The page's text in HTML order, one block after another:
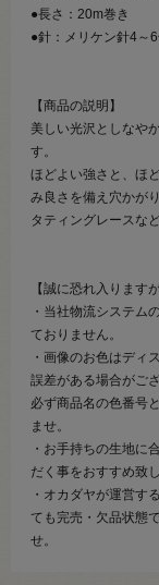
●長さ：20m巻き
●針：メリケン針4～
【商品の説明】
美しい光沢としなや
す。
ほどよい強さと、ほ
み良さを備え穴かが
タティングレースな
【誠に恐れ入ります
・当社物流システム
ておりません。
・画像のお色はディ
誤差がある場合がござ
必ず商品名の色番号
ませ。
・お手持ちの生地に
だく事をおすすめ致し
・オカダヤが運営す
ても完売・欠品状態
せ。